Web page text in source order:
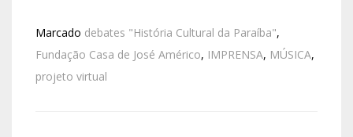
Marcado debates "História Cultural da Paraíba",
Fundação Casa de José Américo, IMPRENSA, MÚSICA,
projeto virtual